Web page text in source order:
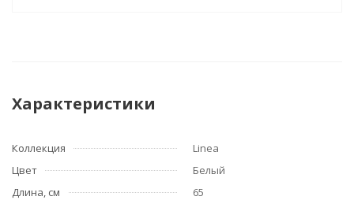
Характеристики
Коллекция
Linea
Цвет
Белый
Длина, см
65